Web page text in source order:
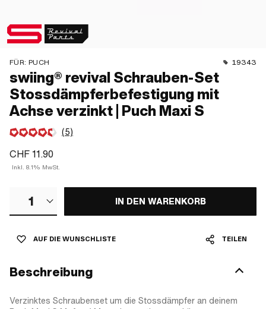
FÜR: PUCH 19343
swiing® revival Schrauben-Set
Stossdämpferbefestigung mit
Achse verzinkt | Puch Maxi S
(5)
CHF 11.90
Inkl. 8.1% MwSt.
1 IN DEN WARENKORB
AUF DIE WUNSCHLISTE TEILEN
Beschreibung
Verzinktes Schraubenset um die Stossdämpfer an deinem